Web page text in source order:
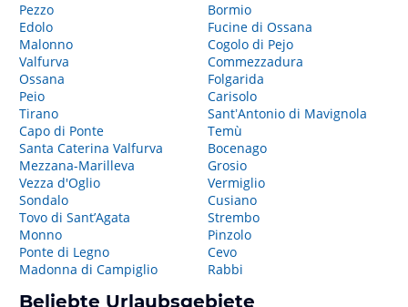
Pezzo
Edolo
Malonno
Valfurva
Ossana
Peio
Tirano
Capo di Ponte
Santa Caterina Valfurva
Mezzana-Marilleva
Vezza d'Oglio
Sondalo
Tovo di Sant’Agata
Monno
Ponte di Legno
Madonna di Campiglio
Bormio
Fucine di Ossana
Cogolo di Pejo
Commezzadura
Folgarida
Carisolo
SantʼAntonio di Mavignola
Temù
Bocenago
Grosio
Vermiglio
Cusiano
Strembo
Pinzolo
Cevo
Rabbi
Beliebte Urlaubsgebiete